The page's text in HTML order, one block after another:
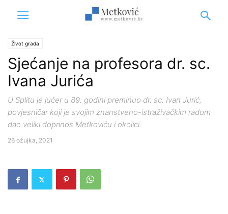
Život grada
Sjećanje na profesora dr. sc.
Ivana Jurića
U Splitu je jučer u 89. godini preminuo dr. sc. Ivan Jurić,
povjesničar koji je svojim znanstveno-istraživačkim radom
dao veliki doprinos Metkoviću i okolici.
26 ožujka, 2021